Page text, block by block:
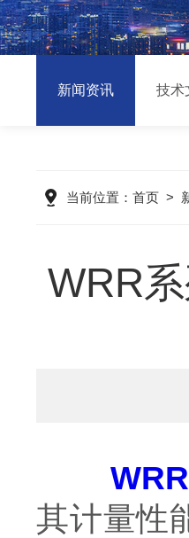
新闻资讯 技术
当前位置： 首页>
WRR
其计量性